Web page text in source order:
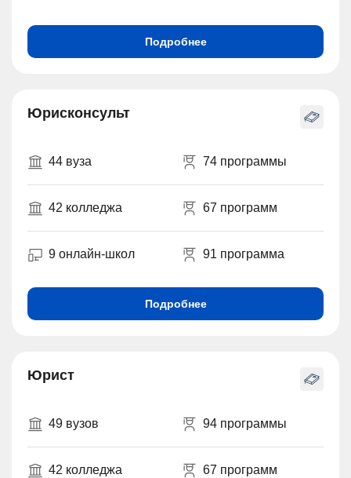
Подробнее
Юрисконсульт
44 вуза 74 программы
42 колледжа 67 программ
9 онлайн-школ 91 программа
Подробнее
Юрист
49 вузов 94 программы
42 колледжа 67 программ